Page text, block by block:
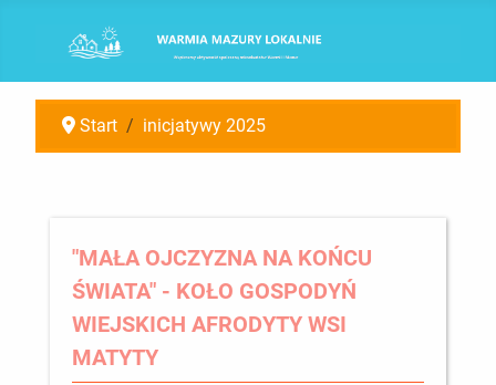
Start inicjatywy 2025
"MAŁA OJCZYZNA NA KOŃCU
ŚWIATA" - KOŁO GOSPODYŃ
WIEJSKICH AFRODYTY WSI
MATYTY